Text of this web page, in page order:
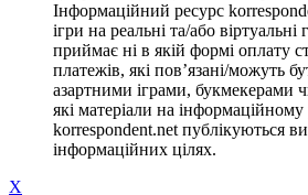
Інформаційний ресурс
ігри на реальні та/або
приймає ні в якій формі оплату
платежів, які пов’язані/можуть
азартними іграми, букмекерами
які матеріали на інформаційному
korrespondent.net публікуються
інформаційних цілях.
X